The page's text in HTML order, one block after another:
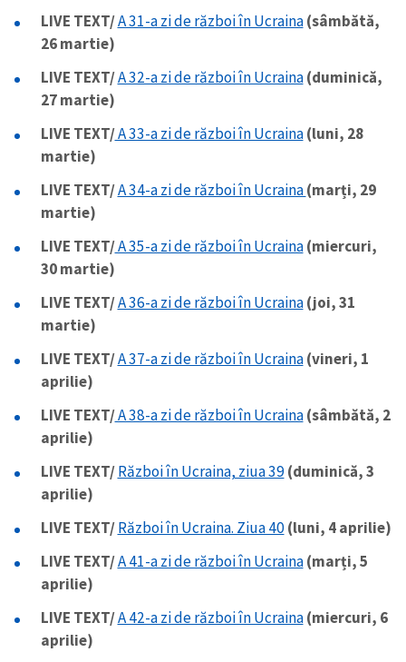
LIVE TEXT/A 31-a zi de război în Ucraina(sâmbătă,
26 martie)
LIVE TEXT/A 32-a zi de război în Ucraina(duminică,
27 martie)
LIVE TEXT/A 33-a zi de război în Ucraina(luni, 28
martie)
LIVE TEXT/A 34-a zi de război în Ucraina(marți, 29
martie)
LIVE TEXT/A 35-a zi de război în Ucraina(miercuri,
30 martie)
LIVE TEXT/A 36-a zi de război în Ucraina(joi, 31
martie)
LIVE TEXT/A 37-a zi de război în Ucraina(vineri, 1
aprilie)
LIVE TEXT/A 38-a zi de război în Ucraina(sâmbătă, 2
aprilie)
LIVE TEXT/Război în Ucraina, ziua 39(duminică, 3
aprilie)
LIVE TEXT/Război în Ucraina. Ziua 40(luni, 4 aprilie)
LIVE TEXT/A 41-a zi de război în Ucraina(marți, 5
aprilie)
LIVE TEXT/A 42-a zi de război în Ucraina(miercuri, 6
aprilie)